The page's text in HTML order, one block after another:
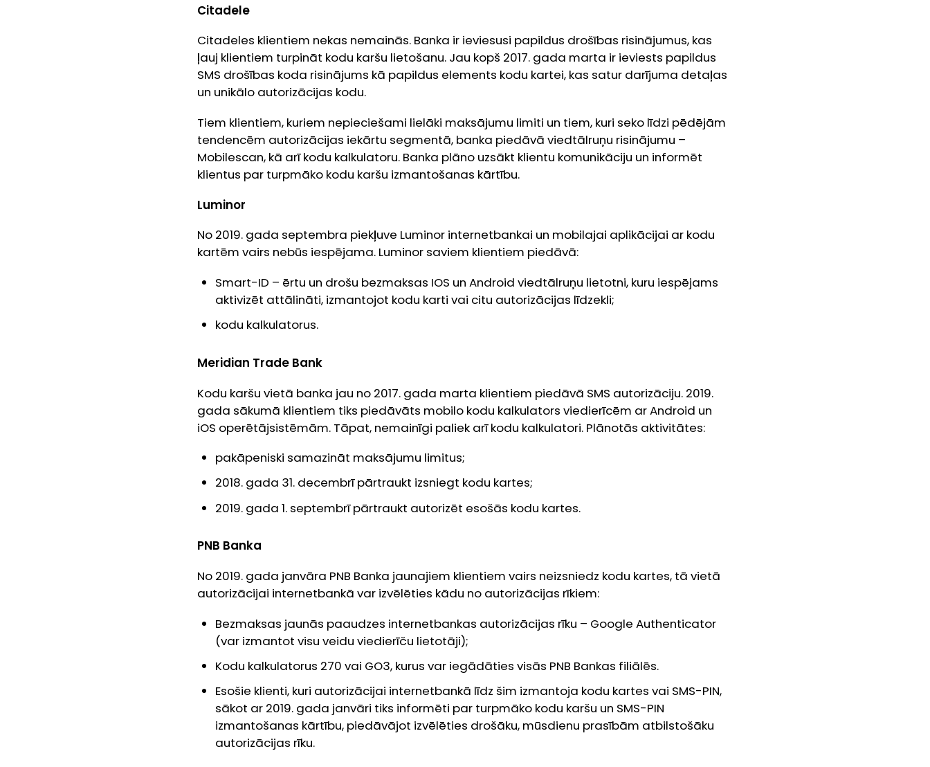
Citadele
Citadeles klientiem nekas nemainās. Banka ir ieviesusi papildus drošības risinājumus, kas
ļauj klientiem turpināt kodu karšu lietošanu. Jau kopš 2017. gada marta ir ieviests papildus
SMS drošības koda risinājums kā papildus elements kodu kartei, kas satur darījuma detaļas
un unikālo autorizācijas kodu.
Tiem klientiem, kuriem nepieciešami lielāki maksājumu limiti un tiem, kuri seko līdzi pēdējām
tendencēm autorizācijas iekārtu segmentā, banka piedāvā viedtālruņu risinājumu –
Mobilescan, kā arī kodu kalkulatoru. Banka plāno uzsākt klientu komunikāciju un informēt
klientus par turpmāko kodu karšu izmantošanas kārtību.
Luminor
No 2019. gada septembra piekļuve Luminor internetbankai un mobilajai aplikācijai ar kodu
kartēm vairs nebūs iespējama. Luminor saviem klientiem piedāvā:
Smart-ID – ērtu un drošu bezmaksas IOS un Android viedtālruņu lietotni, kuru iespējams
aktivizēt attālināti, izmantojot kodu karti vai citu autorizācijas līdzekli;
kodu kalkulatorus.
Meridian Trade Bank
Kodu karšu vietā banka jau no 2017. gada marta klientiem piedāvā SMS autorizāciju. 2019.
gada sākumā klientiem tiks piedāvāts mobilo kodu kalkulators viedierīcēm ar Android un
iOS operētājsistēmām. Tāpat, nemainīgi paliek arī kodu kalkulatori. Plānotās aktivitātes:
pakāpeniski samazināt maksājumu limitus;
2018. gada 31. decembrī pārtraukt izsniegt kodu kartes;
2019. gada 1. septembrī pārtraukt autorizēt esošās kodu kartes.
PNB Banka
No 2019. gada janvāra PNB Banka jaunajiem klientiem vairs neizsniedz kodu kartes, tā vietā
autorizācijai internetbankā​ var izvēlēties kādu no autorizācijas rīkiem:
Bezmaksas jaunās paaudzes internetbankas autorizācijas rīku – Google Authenticator
(var izmantot visu veidu viedierīču lietotāji);
Kodu kalkulatorus 270 vai GO3, kurus var iegādāties visās PNB Bankas filiālēs.
Esošie klienti, kuri autorizācijai internetbankā līdz šim izmantoja kodu kartes vai SMS-PIN,
sākot ar 2019. gada janvāri tiks informēti par turpmāko kodu karšu un SMS-PIN
izmantošanas kārtību, piedāvājot izvēlēties drošāku, mūsdienu prasībām atbilstošāku
autorizācijas rīku.